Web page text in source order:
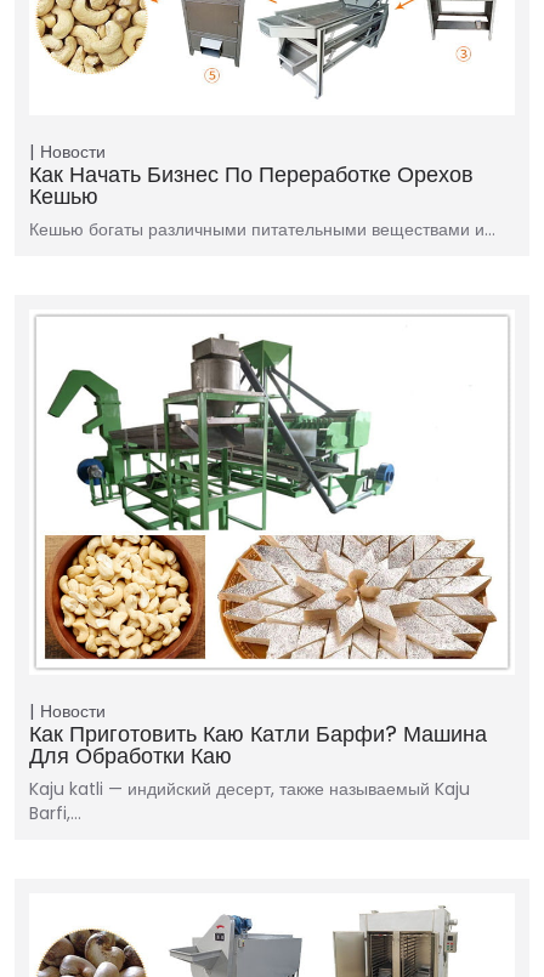
Новости
Как Начать Бизнес По Переработке Орехов
Кешью
Кешью богаты различными питательными веществами и…
Новости
Как Приготовить Каю Катли Барфи? Машина
Для Обработки Каю
Kaju katli — индийский десерт, также называемый Kaju
Barfi,…